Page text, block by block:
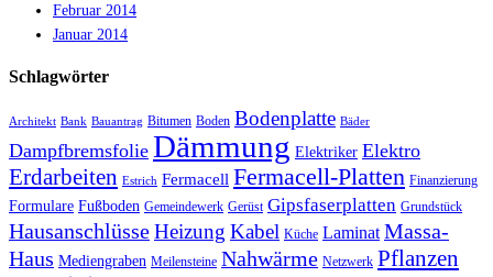
Februar 2014
Januar 2014
Schlagwörter
Architekt Bank Bauantrag Bitumen Boden Bodenplatte Bäder
Dampfbremsfolie Dämmung Elektriker Elektro
Erdarbeiten Estrich Fermacell Fermacell-Platten Finanzierung
Formulare Fußboden Gemeindewerk Gerüst Gipsfaserplatten Grundstück
HausanschlüsseHeizung Kabel Küche Laminat Massa-
Haus Mediengraben Meilensteine Nahwärme Netzwerk Pflanzen